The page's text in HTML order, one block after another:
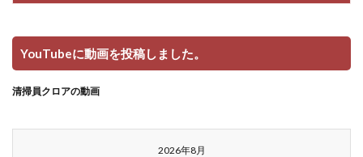
YouTubeに動画を投稿しました。
清掃員クロアの動画
2026年8月